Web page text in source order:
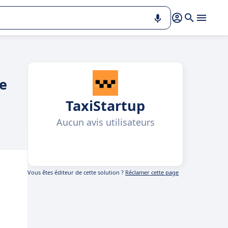
TaxiStartup
Aucun avis utilisateurs
Vous êtes éditeur de cette solution ? Réclamer cette page